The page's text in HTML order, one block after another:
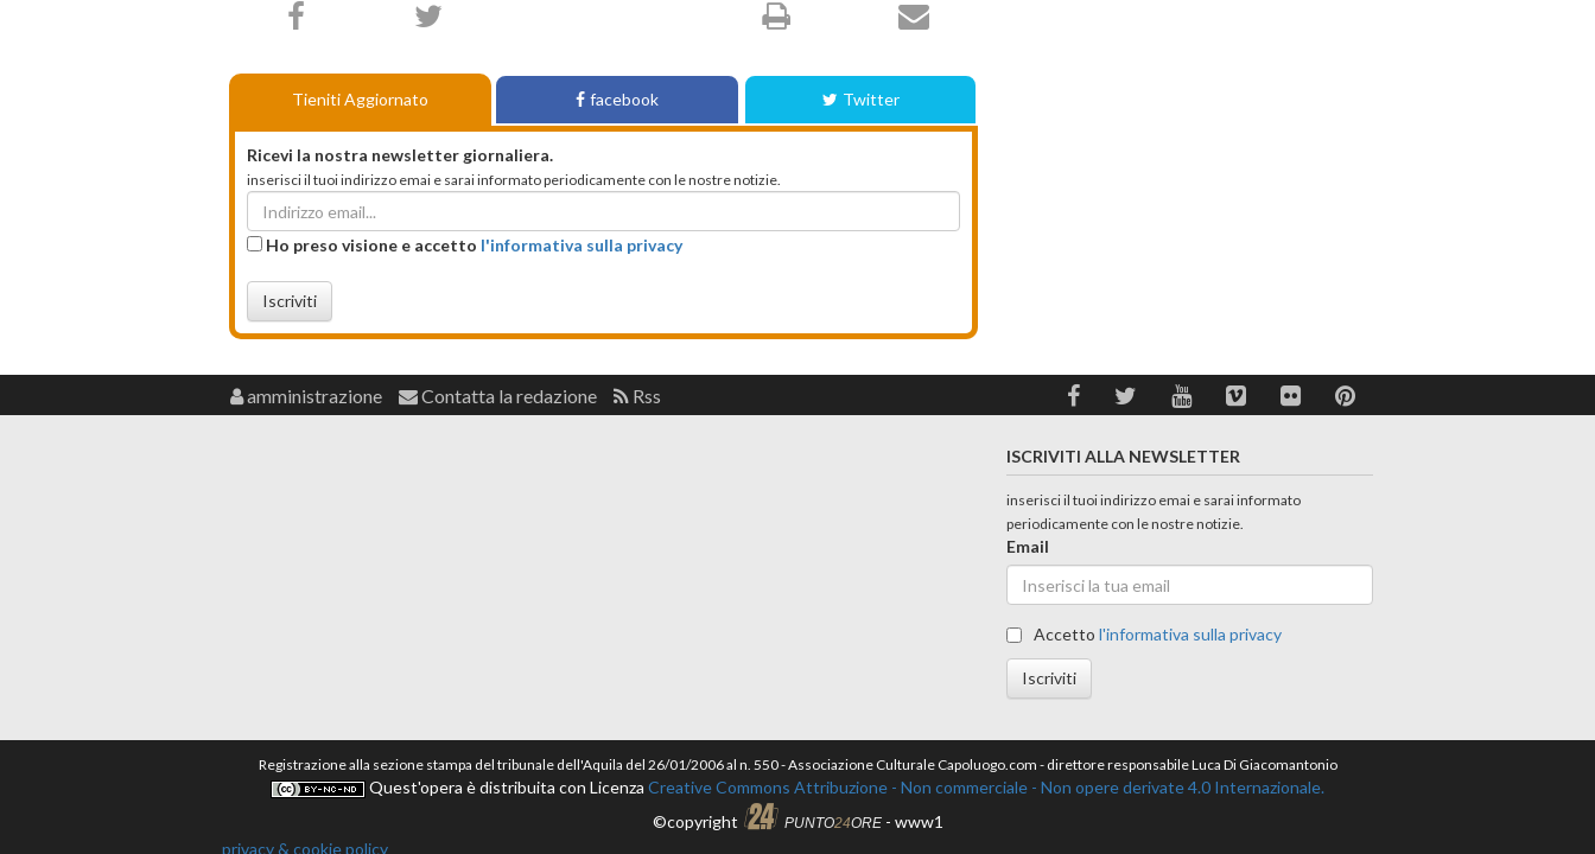
Tieniti Aggiornato facebook Twitter
Ricevi la nostra newsletter giornaliera.
inserisci il tuoi indirizzo emai e sarai informato periodicamente con le nostre notizie.
Ho preso visione e accetto l'informativa sulla privacy
Iscriviti
amministrazione Contatta la redazione Rss
ISCRIVITI ALLA NEWSLETTER
inserisci il tuoi indirizzo emai e sarai informato
periodicamente con le nostre notizie.
Email
Accettol'informativa sulla privacy
Iscriviti
Registrazione alla sezione stampa del tribunale dell'Aquila del 26/01/2006 al n. 550 - Associazione Culturale Capoluogo.com - direttore responsabile Luca Di Giacomantonio
Quest'opera è distribuita con Licenza Creative Commons Attribuzione - Non commerciale - Non opere derivate 4.0 Internazionale.
©copyright
PUNTO24ORE- www1
privacy & cookie policy